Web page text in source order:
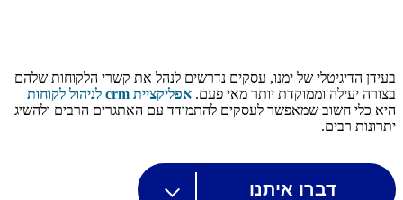
בעידן הדיגיטלי של ימנו, עסקים נדרשים לנהל את קשרי הלקוחות שלהם
בצורה יעילה וממוקדת יותר מאי פעם. אפליקציית crm לניהול לקוחות
היא כלי חשוב שמאפשר לעסקים להתמודד עם האתגרים הרבים ולהשיג
יתרונות רבים.
דברו איתנו